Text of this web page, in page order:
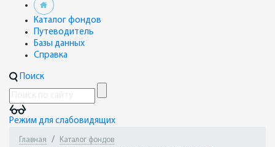
Каталог фондов
Путеводитель
Базы данных
Справка
Поиск
Режим для слабовидящих
Главная
Каталог фондов